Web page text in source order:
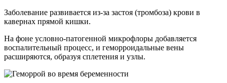
Заболевание развивается из-за застоя (тромбоза) крови в
кавернах прямой кишки.
На фоне условно-патогенной микрофлоры добавляется
воспалительный процесс, и геморроидальные вены
расширяются, образуя сплетения и узлы.